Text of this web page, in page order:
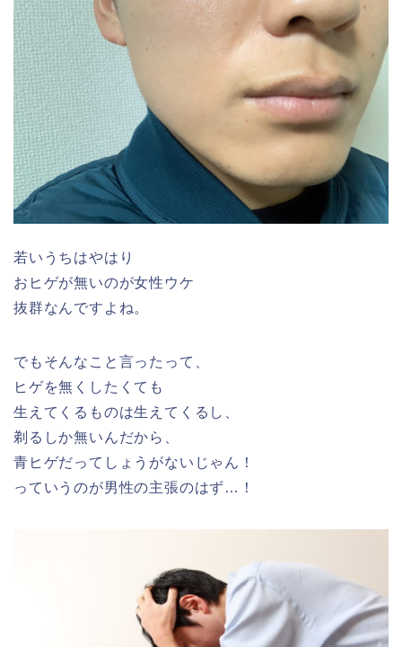
若いうちはやはり
おヒゲが無いのが女性ウケ
抜群なんですよね。
でもそんなこと言ったって、
ヒゲを無くしたくても
生えてくるものは生えてくるし、
剃るしか無いんだから、
青ヒゲだってしょうがないじゃん！
っていうのが男性の主張のはず…！